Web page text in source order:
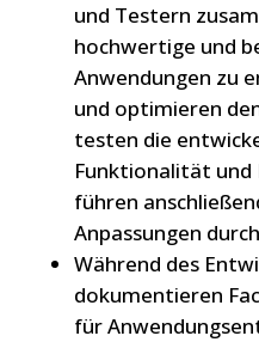
und Testern
hochwertige und
Anwendungen zu
und optimieren
testen die
Funktionalität und
führen
Anpassungen
Während des
dokumentieren
für